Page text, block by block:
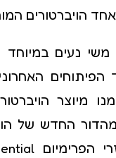
שוט
הויברטורים
החדש של